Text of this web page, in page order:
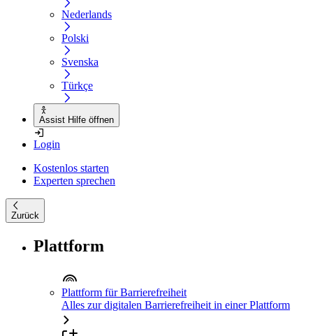
Nederlands
Polski
Svenska
Türkçe
Assist Hilfe öffnen
Login
Kostenlos starten
Experten sprechen
Zurück
Plattform
Plattform für Barrierefreiheit
Alles zur digitalen Barrierefreiheit in einer Plattform